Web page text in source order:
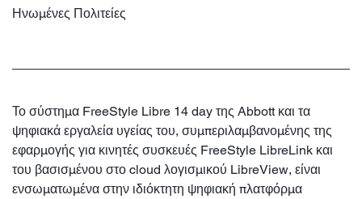
Ηνωμένες Πολιτείες
Το σύστημα FreeStyle Libre 14 day της Abbott και τα
ψηφιακά εργαλεία υγείας του, συμπεριλαμβανομένης της
εφαρμογής για κινητές συσκευές FreeStyle LibreLink και
του βασισμένου στο cloud λογισμικού LibreView, είναι
ενσωματωμένα στην ιδιόκτητη ψηφιακή πλατφόρμα